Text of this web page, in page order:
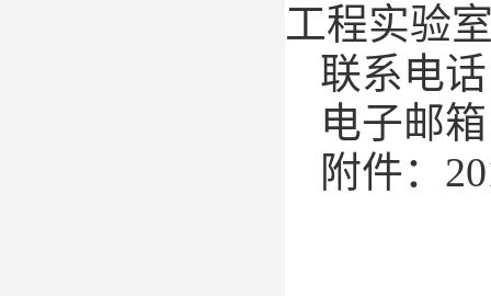
工程实验
联系电
电子邮
附件：